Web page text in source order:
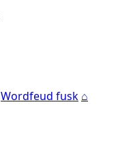
Wordfeud fusk ⌂